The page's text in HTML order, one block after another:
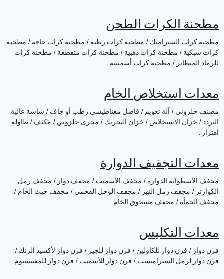
الكرات الطحن
السيراميك / مطحنة كرات رطبة / مطحنة كرات جافة / مطحنة
/ مطحنة كرات ذهبية / مطحنة كرات متقطعة / مطحنة كرات
/ مطحنة كرات أسمنتية...
استخلاص الخام
/ آلة تعويم / فاصل مغناطيسي رطب أو جاف / شاشة عالية
الاستخلاص / خزان التحريك / مجرى حلزوني / مكثف / طاولة
التجفيف الدوارة
الدوارة / مجفف الأسمنت / مجفف دوار / مجفف رمل
/ مجفف رمل النهر / مجفف الوحل الفحمي / مجفف خبث الخام /
/ مجفف مسحوق الخام...
التكليس
فرن دوار للكاولين / فرن دوار للجير / فرن دوار لأكسيد الزنك /
لرمل السيرامسيت / فرن دوار للأسمنت / فرن دوار للمغنيسيوم...